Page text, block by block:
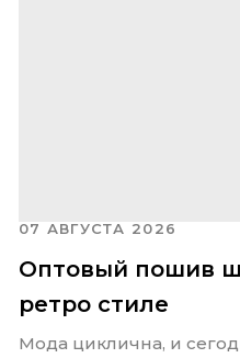
07 АВГУСТА 2026
Оптовый пошив
ретро стиле
Мода циклична, и